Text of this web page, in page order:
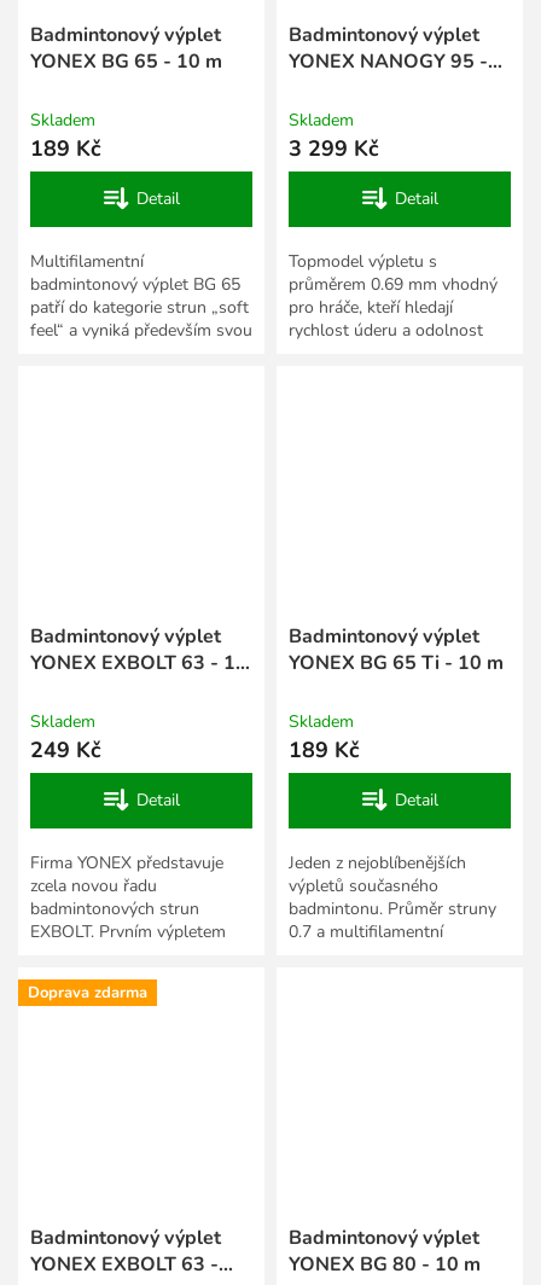
Badmintonový výplet
YONEX BG 65 - 10 m
Skladem
189 Kč
Detail
Multifilamentní
badmintonový výplet BG 65
patří do kategorie strun „soft
feel“ a vyniká především svou
Badmintonový výplet
YONEX NANOGY 95 -
Skladem
3 299 Kč
Detail
Topmodel výpletu s
průměrem 0.69 mm vhodný
pro hráče, kteří hledají
rychlost úderu a odolnost
Badmintonový výplet
YONEX EXBOLT 63 - 10
Skladem
249 Kč
Detail
Firma YONEX představuje
zcela novou řadu
badmintonových strun
EXBOLT. Prvním výpletem
EXBOLT 63, který je vyroben
pomocí nového...
Badmintonový výplet
YONEX BG 65 Ti - 10 m
Skladem
189 Kč
Detail
Jeden z nejoblíbenějších
výpletů současného
badmintonu. Průměr struny
0.7 a multifilamentní
Doprava zdarma
Badmintonový výplet
YONEX EXBOLT 63 -
Badmintonový výplet
YONEX BG 80 - 10 m